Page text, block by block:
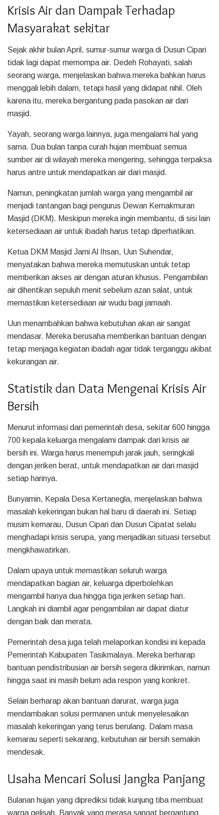
Krisis Air dan Dampak Terhadap
Masyarakat sekitar
Sejak akhir bulan April, sumur-sumur warga di Dusun Cipari
tidak lagi dapat memompa air. Dedeh Rohayati, salah
seorang warga, menjelaskan bahwa mereka bahkan harus
menggali lebih dalam, tetapi hasil yang didapat nihil. Oleh
karena itu, mereka bergantung pada pasokan air dari
masjid.
Yayah, seorang warga lainnya, juga mengalami hal yang
sama. Dua bulan tanpa curah hujan membuat semua
sumber air di wilayah mereka mengering, sehingga terpaksa
harus antre untuk mendapatkan air dari masjid.
Namun, peningkatan jumlah warga yang mengambil air
menjadi tantangan bagi pengurus Dewan Kemakmuran
Masjid (DKM). Meskipun mereka ingin membantu, di sisi lain
ketersediaan air untuk ibadah harus tetap diperhatikan.
Ketua DKM Masjid Jami Al Ihsan, Uun Suhendar,
menyatakan bahwa mereka memutuskan untuk tetap
memberikan akses air dengan aturan khusus. Pengambilan
air dihentikan sepuluh menit sebelum azan salat, untuk
memastikan ketersediaan air wudu bagi jamaah.
Uun menambahkan bahwa kebutuhan akan air sangat
mendasar. Mereka berusaha memberikan bantuan dengan
tetap menjaga kegiatan ibadah agar tidak terganggu akibat
kekurangan air.
Statistik dan Data Mengenai Krisis Air
Bersih
Menurut informasi dari pemerintah desa, sekitar 600 hingga
700 kepala keluarga mengalami dampak dari krisis air
bersih ini. Warga harus menempuh jarak jauh, seringkali
dengan jeriken berat, untuk mendapatkan air dari masjid
setiap harinya.
Bunyamin, Kepala Desa Kertanegla, menjelaskan bahwa
masalah kekeringan bukan hal baru di daerah ini. Setiap
musim kemarau, Dusun Cipari dan Dusun Cipatat selalu
menghadapi krisis serupa, yang menjadikan situasi tersebut
mengkhawatirkan.
Dalam upaya untuk memastikan seluruh warga
mendapatkan bagian air, keluarga diperbolehkan
mengambil hanya dua hingga tiga jeriken setiap hari.
Langkah ini diambil agar pengambilan air dapat diatur
dengan baik dan merata.
Pemerintah desa juga telah melaporkan kondisi ini kepada
Pemerintah Kabupaten Tasikmalaya. Mereka berharap
bantuan pendistribusian air bersih segera dikirimkan, namun
hingga saat ini masih belum ada respon yang konkret.
Selain berharap akan bantuan darurat, warga juga
mendambakan solusi permanen untuk menyelesaikan
masalah kekeringan yang terus berulang. Dalam masa
kemarau seperti sekarang, kebutuhan air bersih semakin
mendesak.
Usaha Mencari Solusi Jangka Panjang
Bulanan hujan yang diprediksi tidak kunjung tiba membuat
warga gelisah. Banyak yang merasa sangat bergantung